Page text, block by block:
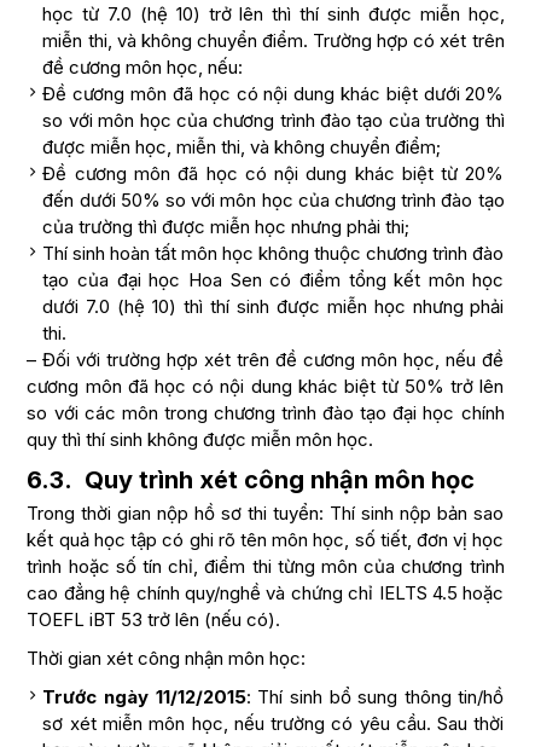
học từ 7.0 (hệ 10) trở lên thì thí sinh được miễn học,
miễn thi, và không chuyển điểm. Trường hợp có xét trên
đề cương môn học, nếu:
Đề cương môn đã học có nội dung khác biệt dưới 20%
so với môn học của chương trình đào tạo của trường thì
được miễn học, miễn thi, và không chuyển điểm;
Đề cương môn đã học có nội dung khác biệt từ 20%
đến dưới 50% so với môn học của chương trình đào tạo
của trường thì được miễn học nhưng phải thi;
Thí sinh hoàn tất môn học không thuộc chương trình đào
tạo của đại học Hoa Sen có điểm tổng kết môn học
dưới 7.0 (hệ 10) thì thí sinh được miễn học nhưng phải
thi.
– Đối với trường hợp xét trên đề cương môn học, nếu đề
cương môn đã học có nội dung khác biệt từ 50% trở lên
so với các môn trong chương trình đào tạo đại học chính
quy thì thí sinh không được miễn môn học.
6.3. Quy trình xét công nhận môn học
Trong thời gian nộp hồ sơ thi tuyển: Thí sinh nộp bản sao
kết quả học tập có ghi rõ tên môn học, số tiết, đơn vị học
trình hoặc số tín chỉ, điểm thi từng môn của chương trình
cao đẳng hệ chính quy/nghề và chứng chỉ IELTS 4.5 hoặc
TOEFL iBT 53 trở lên (nếu có).
Thời gian xét công nhận môn học:
Trước ngày 11/12/2015: Thí sinh bổ sung thông tin/hồ
sơ xét miễn môn học, nếu trường có yêu cầu. Sau thời